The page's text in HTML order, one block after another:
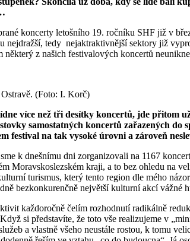
koncerty letošního 19. ročníku SHF již v
nejdražší, tedy nejaktraktivnější sektory již
z našich festivalových koncertů
(Foto: I. Korč)
více než tři desítky koncertů, jde přitom
samostatných koncertů zařazených
festival na tak vysoké úrovni a zároveň
k dnešnímu dni zorganizovali na 1167
Moravskoslezském kraji, a to bez ohledu na
turismus, který tento region dle mého
bezkonkurenčně největší kulturní akcí vážné
každoročně čelím rozhodnutí radikálně
si představíte, že toto vše realizujeme v
a vlastně všeho neustále rostou, k tomu